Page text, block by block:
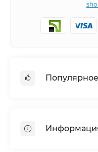
Популярное
Сетка шпалерная